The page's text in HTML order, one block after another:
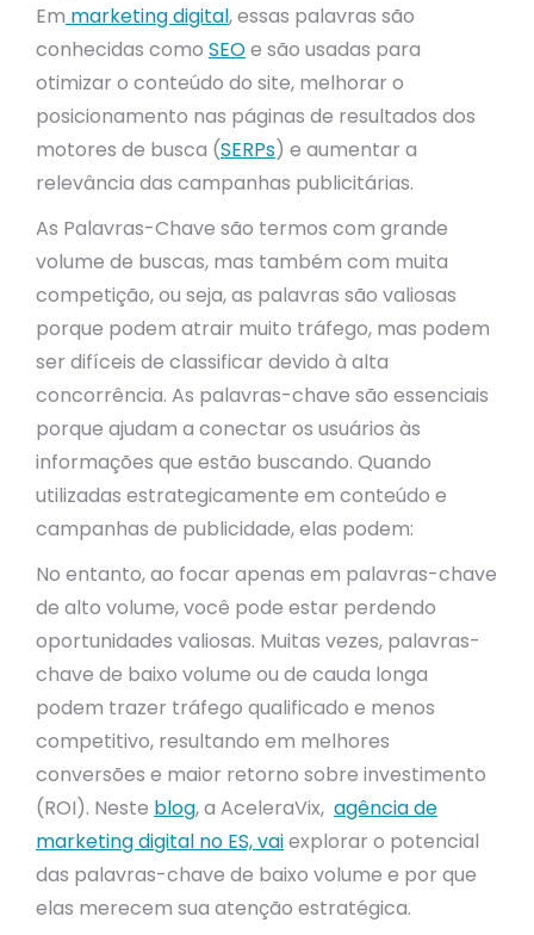
Em marketing digital, essas palavras são
conhecidas como SEOe são usadas para
otimizar o conteúdo do site, melhorar o
posicionamento nas páginas de resultados dos
motores de busca (SERPs) e aumentar a
relevância das campanhas publicitárias.
As Palavras-Chave são termos com grande
volume de buscas, mas também com muita
competição, ou seja, as palavras são valiosas
porque podem atrair muito tráfego, mas podem
ser difíceis de classificar devido à alta
concorrência. As palavras-chave são essenciais
porque ajudam a conectar os usuários às
informações que estão buscando. Quando
utilizadas estrategicamente em conteúdo e
campanhas de publicidade, elas podem:
No entanto, ao focar apenas em palavras-chave
de alto volume, você pode estar perdendo
oportunidades valiosas. Muitas vezes, palavras-
chave de baixo volume ou de cauda longa
podem trazer tráfego qualificado e menos
competitivo, resultando em melhores
conversões e maior retorno sobre investimento
(ROI). Neste blog, a AceleraVix, agência de
marketing digital no ES, vaiexplorar o potencial
das palavras-chave de baixo volume e por que
elas merecem sua atenção estratégica.